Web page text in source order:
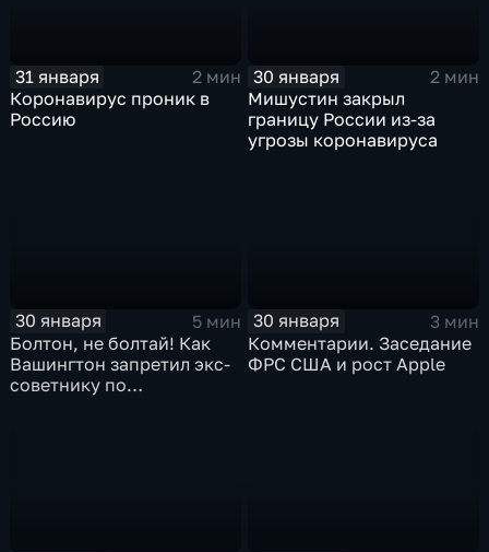
31 января
2 мин
Коронавирус проник в
Россию
30 января
2 мин
Мишустин закрыл
границу России из-за
угрозы коронавируса
30 января
5 мин
Болтон, не болтай! Как
Вашингтон запретил экс-
советнику по
30 января
3 мин
Комментарии. Заседание
ФРС США и рост Apple